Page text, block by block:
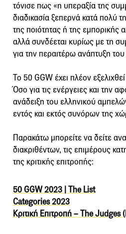
τόνισε πως «η υπεραξία της
διαδικασία ξεπερνά κατά πολύ
της ποιότητας ή της εμπορικής
αλλά συνδέεται κυρίως με τη
για την περαιτέρω ανάπτυξη του
Το 50 GGW έχει πλέον
Όσο για τις ενέργειες και την
ανάδειξη του ελληνικού
εντός και εκτός συνόρων της
Παρακάτω μπορείτε να δείτε
διακριθέντων, τις επιμέρους
της κριτικής επιτροπής:
50 GGW 2023 | The List
Categories 2023
Κριτική Επιτροπή – The Judges